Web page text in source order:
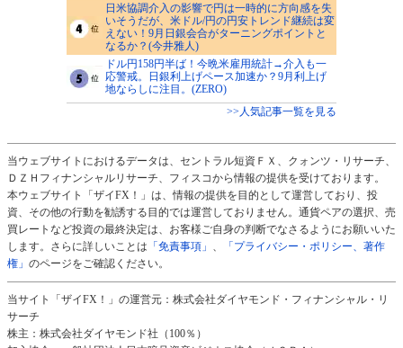
日米協調介入の影響で円は一時的に方向感を失
いそうだが、米ドル/円の円安トレンド継続は変
えない！9月日銀会合がターニングポイントと
なるか？(今井雅人)
ドル円158円半ば！今晩米雇用統計→介入も一
応警戒。日銀利上げペース加速か？9月利上げ
地ならしに注目。(ZERO)
>>人気記事一覧を見る
当ウェブサイトにおけるデータは、セントラル短資ＦＸ、クォンツ・リサーチ、
ＤＺＨフィナンシャルリサーチ、フィスコから情報の提供を受けております。
本ウェブサイト「ザイFX！」は、情報の提供を目的として運営しており、投
資、その他の行動を勧誘する目的では運営しておりません。通貨ペアの選択、売
買レートなど投資の最終決定は、お客様ご自身の判断でなさるようにお願いいた
します。さらに詳しいことは 「免責事項」 、
「プライバシー・ポリシー、著作
権」 のページをご確認ください。
当サイト「ザイFX！」の運営元：株式会社ダイヤモンド・フィナンシャル・リ
サーチ
株主：株式会社ダイヤモンド社（100％）